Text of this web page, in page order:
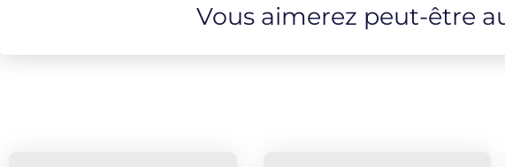
Vous aimerez peut-être